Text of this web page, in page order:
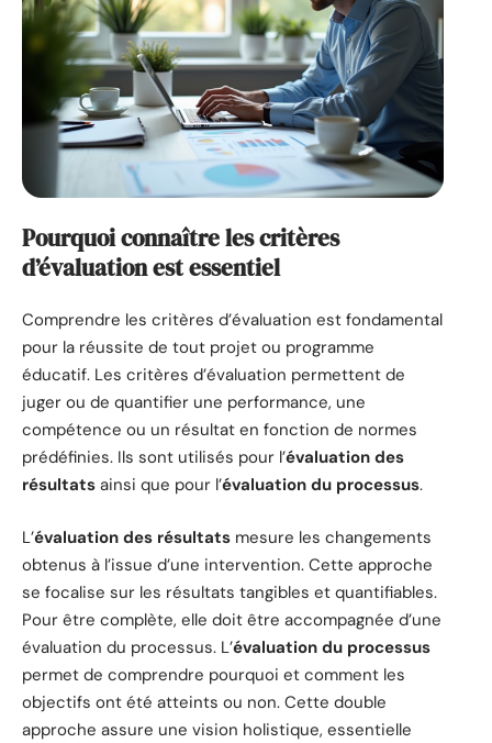
Pourquoi connaître les critères
d’évaluation est essentiel
Comprendre les critères d’évaluation est fondamental
pour la réussite de tout projet ou programme
éducatif. Les critères d’évaluation permettent de
juger ou de quantifier une performance, une
compétence ou un résultat en fonction de normes
prédéfinies. Ils sont utilisés pour l’évaluation des
résultats ainsi que pour l’évaluation du processus.
L’évaluation des résultats mesure les changements
obtenus à l’issue d’une intervention. Cette approche
se focalise sur les résultats tangibles et quantifiables.
Pour être complète, elle doit être accompagnée d’une
évaluation du processus. L’évaluation du processus
permet de comprendre pourquoi et comment les
objectifs ont été atteints ou non. Cette double
approche assure une vision holistique, essentielle